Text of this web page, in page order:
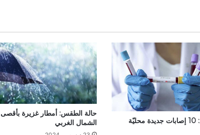
مساكن: 10 إصابات جديدة محليّة
حالة الطقس: أمطار غزيرة بأقصى
الشمال الغربي